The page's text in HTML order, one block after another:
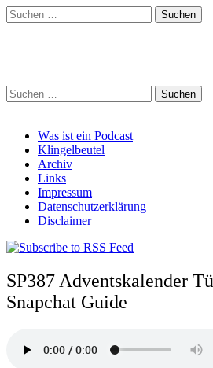
Suchen
nach:
Suchen
nach:
Main
menu
Skip
content
Was ist ein Podcast
Klingelbeutel
Archiv
Links
Impressum
Datenschutzerklärung
Disclaimer
SP387 Adventskalender
Snapchat Guide